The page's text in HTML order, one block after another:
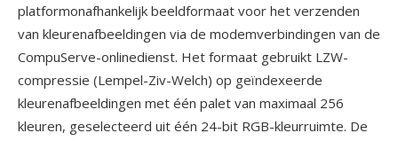
platformonafhankelijk beeldformaat voor het verzenden
van kleurenafbeeldingen via de modemverbindingen van de
CompuServe-onlinedienst. Het formaat gebruikt LZW-
compressie (Lempel-Ziv-Welch) op geïndexeerde
kleurenafbeeldingen met één palet van maximaal 256
kleuren, geselecteerd uit één 24-bit RGB-kleurruimte. De